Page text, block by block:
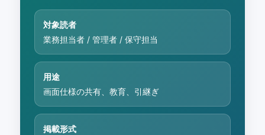
対象読者
業務担当者 / 管理者 / 保守担当
用途
画面仕様の共有、教育、引継ぎ
掲載形式